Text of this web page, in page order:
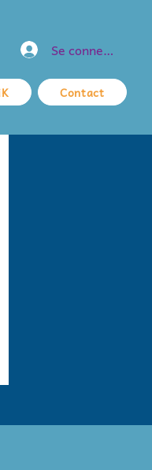
Se connecter
Contact